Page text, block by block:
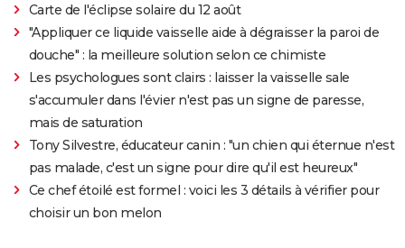
Carte de l'éclipse solaire du 12 août
"Appliquer ce liquide vaisselle aide à dégraisser la paroi de
douche" : la meilleure solution selon ce chimiste
Les psychologues sont clairs : laisser la vaisselle sale
s'accumuler dans l'évier n'est pas un signe de paresse,
mais de saturation
Tony Silvestre, éducateur canin : "un chien qui éternue n'est
pas malade, c'est un signe pour dire qu'il est heureux"
Ce chef étoilé est formel : voici les 3 détails à vérifier pour
choisir un bon melon